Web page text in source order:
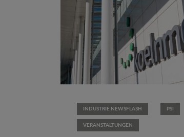
INDUSTRIE NEWSFLASH PSI
VERANSTALTUNGEN